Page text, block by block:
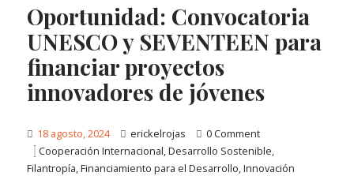
Oportunidad: Convocatoria
UNESCO y SEVENTEEN para
financiar proyectos
innovadores de jóvenes
18 agosto, 2024 erickelrojas
0 Comment
Cooperación Internacional,Desarrollo Sostenible,
Filantropía,Financiamiento para el Desarrollo,Innovación